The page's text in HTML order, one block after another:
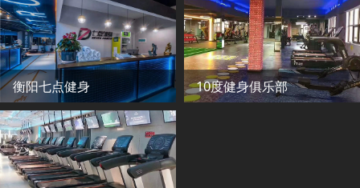
衡阳七点健身 10度健身俱乐部